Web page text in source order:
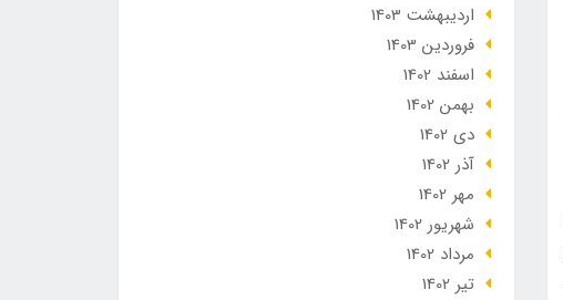
ارديبهشت 1403
فروردین 1403
اسفند 1402
بهمن 1402
دی 1402
آذر 1402
مهر 1402
شهریور 1402
مرداد 1402
تير 1402